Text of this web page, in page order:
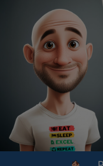
contenido